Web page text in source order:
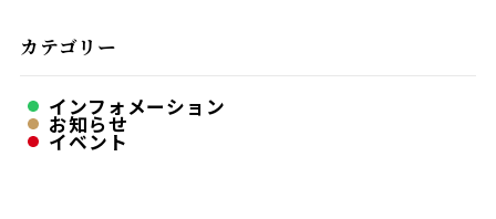
カテゴリー
インフォメーション
お知らせ
イベント